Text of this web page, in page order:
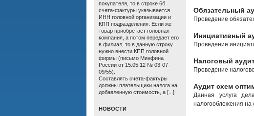
Обязательный
Проведение
Инициативный
Проведение
Налоговый
Проведение
Аудит схем
Данная услуга
налогообложения на
покупателя, то в строке 6б
счета-фактуры указывается
ИНН головной организации и
КПП подразделения. Если же
товар приобретает головная
компания, а потом передает его
в филиал, то в данную строку
нужно внести КПП головной
фирмы (письмо Минфина
России от 15.05.12 № 03-07-
09/55).
Составлять счета-фактуры
должны плательщики налога на
добавленную стоимость, а [...]
HОВОСТИ